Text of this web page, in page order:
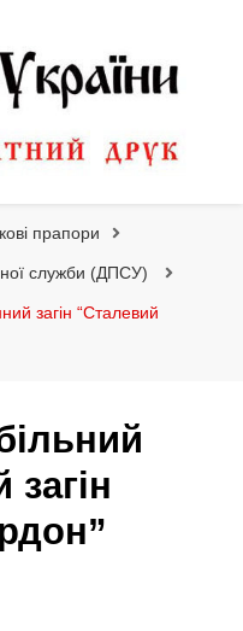
прапори
служби (ДПСУ)
загін “Сталевий